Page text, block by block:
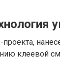
клеевой